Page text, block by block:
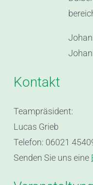
Kontakt
Teampräsident:
Lucas Grieb
Telefon: 06021
Senden Sie uns eine